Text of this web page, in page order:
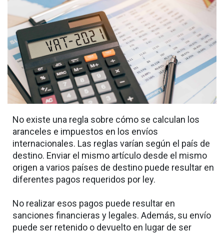
No existe una regla sobre cómo se calculan los
aranceles e impuestos en los envíos
internacionales. Las reglas varían según el país de
destino. Enviar el mismo artículo desde el mismo
origen a varios países de destino puede resultar en
diferentes pagos requeridos por ley.
No realizar esos pagos puede resultar en
sanciones financieras y legales. Además, su envío
puede ser retenido o devuelto en lugar de ser